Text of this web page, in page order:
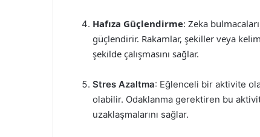
Hafıza Güçlendirme: Zeka
güçlendirir. Rakamlar, şekiller veya
şekilde çalışmasını sağlar.
Stres Azaltma: Eğlenceli bir aktivite
olabilir. Odaklanma gerektiren bu
uzaklaşmalarını sağlar.